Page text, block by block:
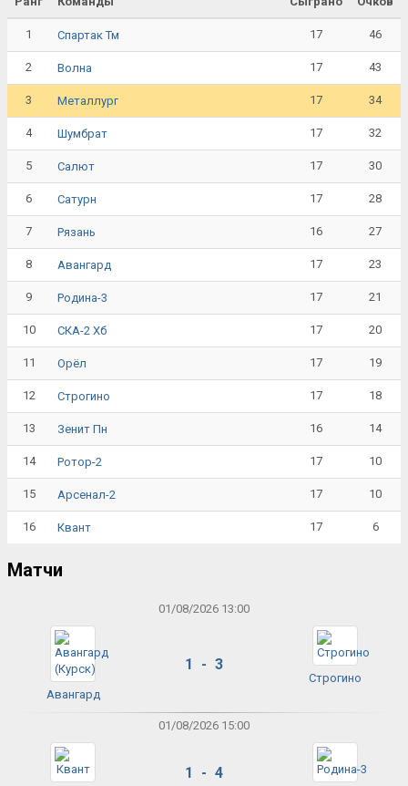
1 Спартак Тм 17 46
2 Волна 17 43
3 Металлург 17 34
4 Шумбрат 17 32
5 Салют 17 30
6 Сатурн 17 28
7 Рязань 16 27
8 Авангард 17 23
9 Родина-3 17 21
10 СКА-2 Хб 17 20
11 Орёл 17 19
12 Строгино 17 18
13 Зенит Пн 16 14
14 Ротор-2 17 10
15 Арсенал-2 17 10
16 Квант 17 6
Матчи
01/08/2026 13:00
Авангард
1 - 3
Строгино
01/08/2026 15:00
1 - 4